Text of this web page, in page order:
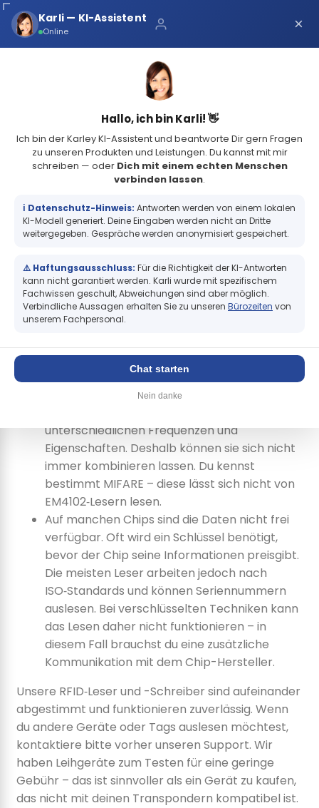
Über uns
Schnelle Lieferung
4.8(68 Bewertungen)
RFID Leser/Schreiber
Hier findest du einige RFID‑Lese- und
Schreibgeräte. Besonders bei den Lesern musst du
wissen, was du auslesen kannst! Viele Kunden
gehen fälschlicherweise davon aus, dass ein Leser
sehr unterschiedlich sind.
Ein kurzer Überblick über die wichtigsten Punkte:
unterschiedlichen Frequenzen und
Eigenschaften. Deshalb können sie sich nicht
immer kombinieren lassen. Du kennst
bestimmt MIFARE – diese lässt sich nicht von
EM4102‑Lesern lesen.
Auf manchen Chips sind die Daten nicht frei
verfügbar. Oft wird ein Schlüssel benötigt,
bevor der Chip seine Informationen preisgibt.
Die meisten Leser arbeiten jedoch nach
ISO‑Standards und können Seriennummern
auslesen. Bei verschlüsselten Techniken kann
das Lesen daher nicht funktionieren – in
diesem Fall brauchst du eine zusätzliche
Kommunikation mit dem Chip-Hersteller.
Unsere RFID‑Leser und -Schreiber sind aufeinander
abgestimmt und funktionieren zuverlässig. Wenn
du andere Geräte oder Tags auslesen möchtest,
kontaktiere bitte vorher unseren Support. Wir
haben Leihgeräte zum Testen für eine geringe
Gebühr – das ist sinnvoller als ein Gerät zu kaufen,
das nicht mit deinen Transpondern kompatibel ist.
×
Karli — KI-Assistent
Online ×
Hallo, ich bin Karli! 👋
Ich bin der Karley KI-Assistent und beantworte Dir gern Fragen
zu unseren Produkten und Leistungen. Du kannst mit mir
schreiben — oder Dich mit einem echten Menschen
verbinden lassen.
ℹ️ Datenschutz-Hinweis: Antworten werden von einem lokalen
KI-Modell generiert. Deine Eingaben werden nicht an Dritte
weitergegeben. Gespräche werden anonymisiert gespeichert.
⚠️ Haftungsausschluss: Für die Richtigkeit der KI-Antworten
kann nicht garantiert werden. Karli wurde mit spezifischem
Fachwissen geschult, Abweichungen sind aber möglich.
Verbindliche Aussagen erhalten Sie zu unseren Bürozeiten von
unserem Fachpersonal.
Chat starten
Nein danke